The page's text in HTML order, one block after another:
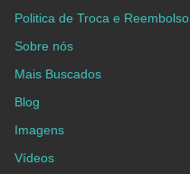
Politica de Troca e Reembolso
Sobre nós
Mais Buscados
Blog
Imagens
Vídeos